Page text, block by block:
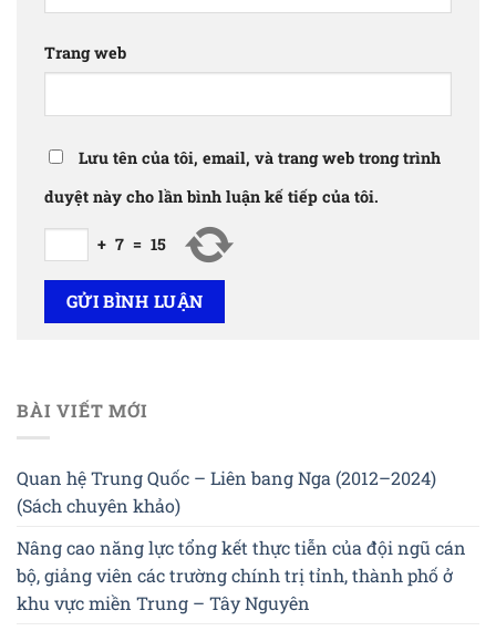
Trang web
Lưu tên của tôi, email, và trang web trong trình
duyệt này cho lần bình luận kế tiếp của tôi.
+ 7 = 15
BÀI VIẾT MỚI
Quan hệ Trung Quốc – Liên bang Nga (2012–2024)
(Sách chuyên khảo)
Nâng cao năng lực tổng kết thực tiễn của đội ngũ cán
bộ, giảng viên các trường chính trị tỉnh, thành phố ở
khu vực miền Trung – Tây Nguyên